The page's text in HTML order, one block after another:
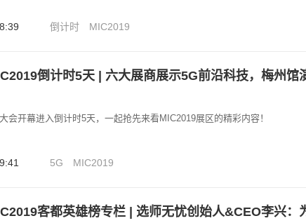
倒计时 MIC2019
倒计时5天 | 六大展商展示5G前沿科技，梅州馆
会开幕进入倒计时5天，一起抢先来看MIC2019展区的精彩内容！
5G MIC2019
客都英雄榜专栏 | 选师无忧创始人&CEO李兴：